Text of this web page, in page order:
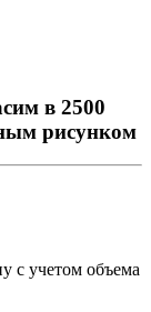
в 2500
рисунком
с учетом объема